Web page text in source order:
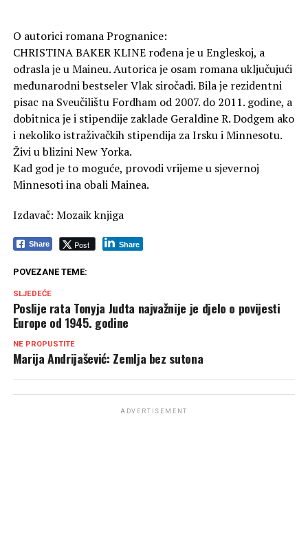
O autorici romana Prognanice:
CHRISTINA BAKER KLINE rođena je u Engleskoj, a
odrasla je u Maineu. Autorica je osam romana uključujući
međunarodni bestseler Vlak siročadi. Bila je rezidentni
pisac na Sveučilištu Fordham od 2007. do 2011. godine, a
dobitnica je i stipendije zaklade Geraldine R. Dodgem ako
i nekoliko istraživačkih stipendija za Irsku i Minnesotu.
Živi u blizini New Yorka.
Kad god je to moguće, provodi vrijeme u sjevernoj
Minnesoti ina obali Mainea.
Izdavač: Mozaik knjiga
Share Post Share
POVEZANE TEME:
SLJEDEĆE
Poslije rata Tonyja Judta najvažnije je djelo o povijesti
Europe od 1945. godine
NE PROPUSTITE
Marija Andrijašević: Zemlja bez sutona
ADVERTISEMENT